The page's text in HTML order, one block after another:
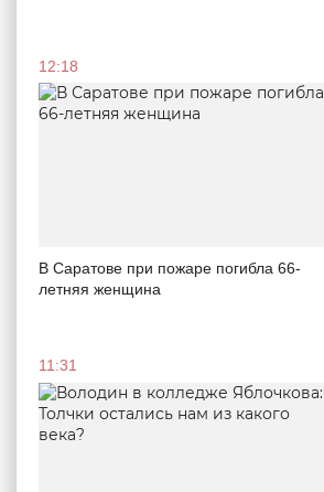
12:18
В Саратове при пожаре погибла 66-
летняя женщина
11:31